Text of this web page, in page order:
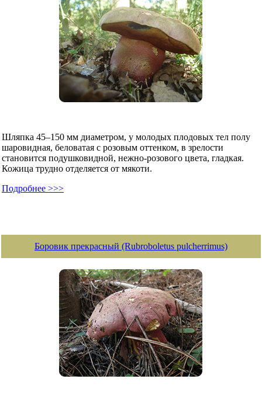
Шляпка 45–150 мм диаметром, у молодых плодовых тел полу
шаровидная, беловатая с розовым оттенком, в зрелости
становится подушковидной, нежно-розового цвета, гладкая.
Кожица трудно отделяется от мякоти.
Подробнее >>>
Боровик прекрасный (Rubroboletus pulcherrimus)